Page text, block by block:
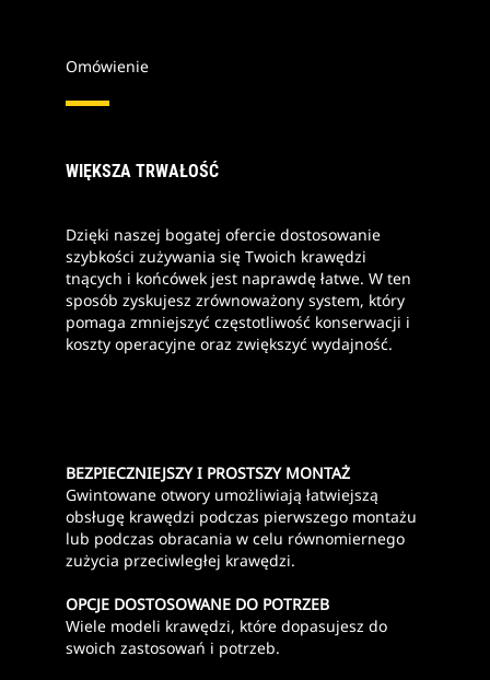
Omówienie
WIĘKSZA TRWAŁOŚĆ
Dzięki naszej bogatej ofercie dostosowanie
szybkości zużywania się Twoich krawędzi
tnących i końcówek jest naprawdę łatwe. W ten
sposób zyskujesz zrównoważony system, który
pomaga zmniejszyć częstotliwość konserwacji i
koszty operacyjne oraz zwiększyć wydajność.
BEZPIECZNIEJSZY I PROSTSZY MONTAŻ
Gwintowane otwory umożliwiają łatwiejszą
obsługę krawędzi podczas pierwszego montażu
lub podczas obracania w celu równomiernego
zużycia przeciwległej krawędzi.
OPCJE DOSTOSOWANE DO POTRZEB
Wiele modeli krawędzi, które dopasujesz do
swoich zastosowań i potrzeb.